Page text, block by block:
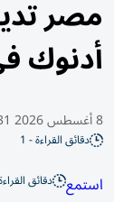
مصر
أدنوك
8 أغسطس 2026 17:31 مساء
دقائق القراءة - 1
استمع دقائق